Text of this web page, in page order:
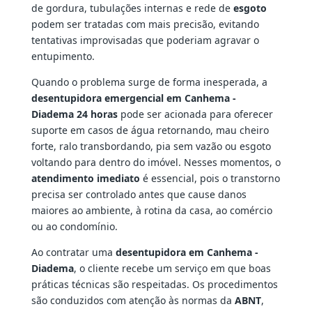
de gordura, tubulações internas e rede de esgoto
podem ser tratadas com mais precisão, evitando
tentativas improvisadas que poderiam agravar o
entupimento.
Quando o problema surge de forma inesperada, a
desentupidora emergencial em Canhema -
Diadema 24 horaspode ser acionada para oferecer
suporte em casos de água retornando, mau cheiro
forte, ralo transbordando, pia sem vazão ou esgoto
voltando para dentro do imóvel. Nesses momentos, o
atendimento imediato é essencial, pois o transtorno
precisa ser controlado antes que cause danos
maiores ao ambiente, à rotina da casa, ao comércio
ou ao condomínio.
Ao contratar uma desentupidora em Canhema -
Diadema, o cliente recebe um serviço em que boas
práticas técnicas são respeitadas. Os procedimentos
são conduzidos com atenção às normas da ABNT,